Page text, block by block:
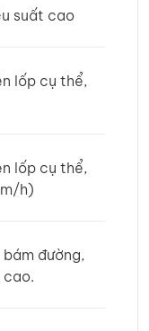
suất cao
lốp cụ thể,
lốp cụ thể,
h)
đường,
cao.